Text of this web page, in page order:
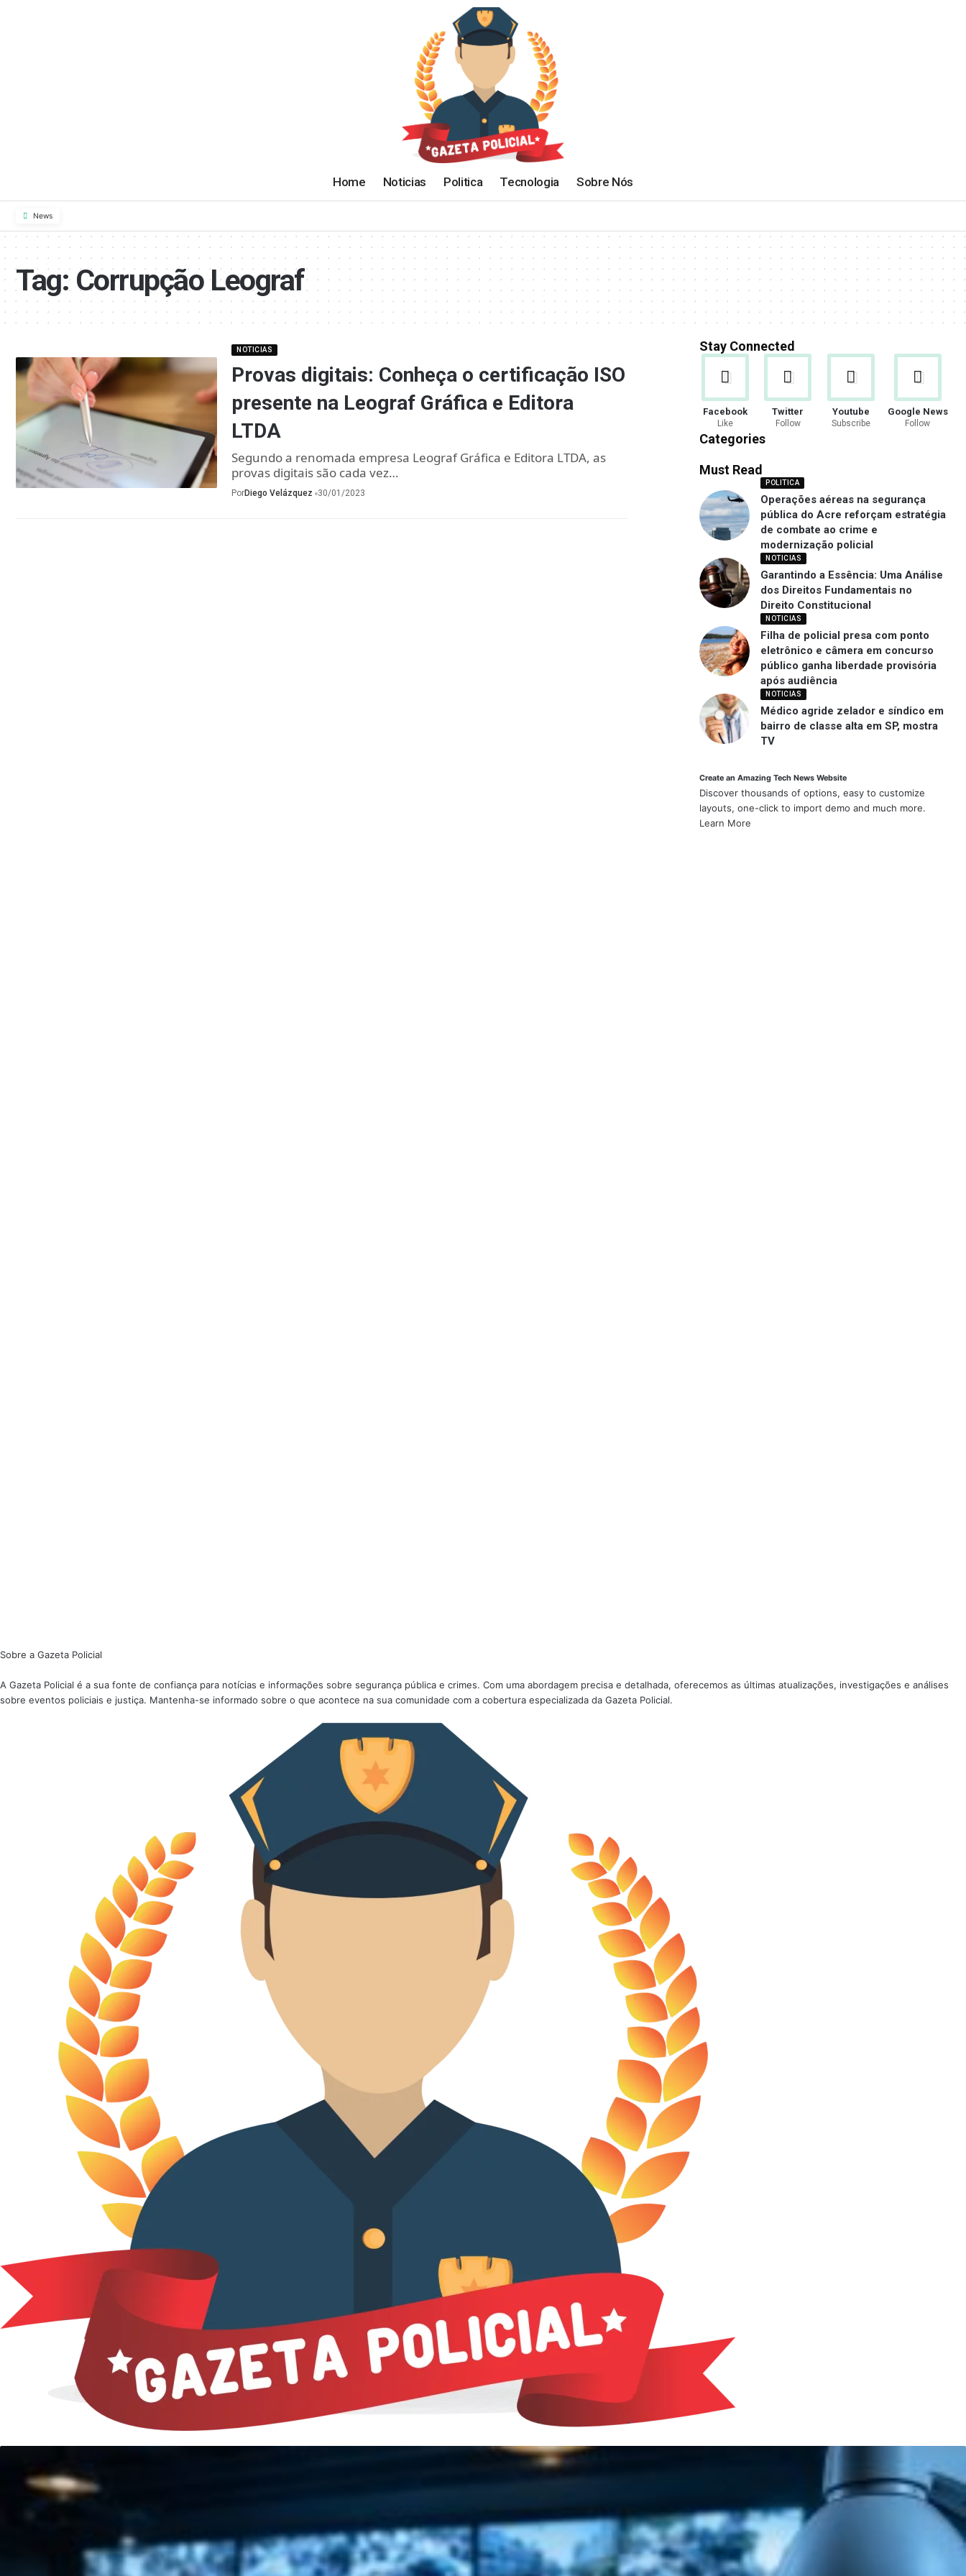
Home Noticias Politica Tecnologia Sobre Nós
News
Tag:Corrupção Leograf
NOTICIAS
Provas digitais: Conheça o certificação ISO
presente na Leograf Gráfica e Editora
LTDA
Segundo a renomada empresa Leograf Gráfica e Editora LTDA, as
provas digitais são cada vez…
PorDiego Velázquez 30/01/2023
Stay Connected
Facebook
Like
Twitter
Follow
Youtube
Subscribe
Google News
Follow
Categories
Must Read
POLITICA
Operações aéreas na segurança
pública do Acre reforçam estratégia
de combate ao crime e
modernização policial
NOTICIAS
Garantindo a Essência: Uma Análise
dos Direitos Fundamentais no
Direito Constitucional
NOTICIAS
Filha de policial presa com ponto
eletrônico e câmera em concurso
público ganha liberdade provisória
após audiência
NOTICIAS
Médico agride zelador e síndico em
bairro de classe alta em SP, mostra
TV
Create an Amazing Tech News Website
Discover thousands of options, easy to customize
layouts, one-click to import demo and much more.
Learn More
Sobre a Gazeta Policial
A Gazeta Policial é a sua fonte de confiança para notícias e informações sobre segurança pública e crimes. Com uma abordagem precisa e detalhada, oferecemos as últimas atualizações, investigações e análises
sobre eventos policiais e justiça. Mantenha-se informado sobre o que acontece na sua comunidade com a cobertura especializada da Gazeta Policial.